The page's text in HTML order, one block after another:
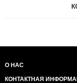
О НАС
КОНТАКТНАЯ